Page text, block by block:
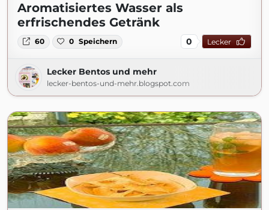
Aromatisiertes Wasser als
erfrischendes Getränk
60 0 Speichern 0 Lecker
Lecker Bentos und mehr
lecker-bentos-und-mehr.blogspot.com